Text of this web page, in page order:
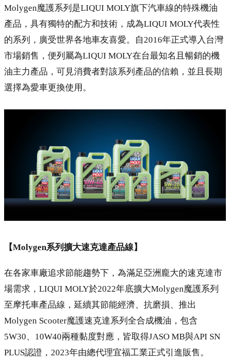
Molygen魔護系列是LIQUI MOLY旗下汽車線的特殊機油
產品，具有獨特的配方和技術，成為LIQUI MOLY代表性
的系列，廣受世界各地車友喜愛。自2016年正式導入台灣
市場銷售，便列屬為LIQUI MOLY在台最知名且暢銷的機
油主力產品，可見消費者對該系列產品的信賴，並且長期
選擇為愛車更換使用。
【Molygen系列擴大速克達產品線】
在各家車廠追求節能趨勢下，為滿足亞洲龐大的速克達市
場需求，LIQUI MOLY於2022年底擴大Molygen魔護系列
至摩托車產品線，延續其節能經濟、抗磨損、推出
Molygen Scooter魔護速克達系列全合成機油，包含
5W30、10W40兩種黏度對應，皆取得JASO MB與API SN
PLUS認證，2023年由總代理宜福工業正式引進販售。